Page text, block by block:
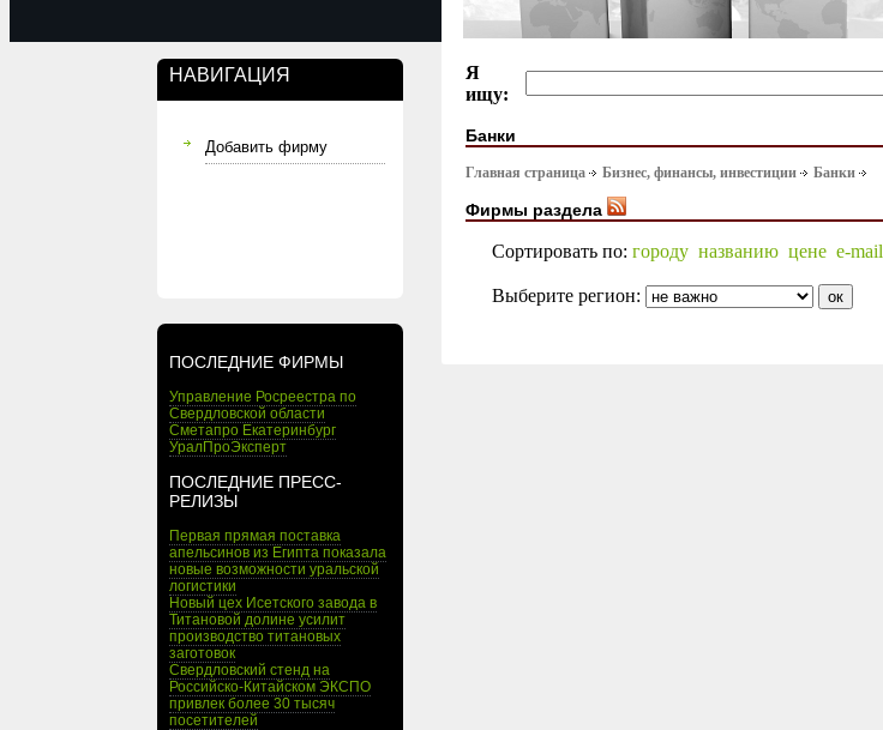
НАВИГАЦИЯ
Добавить фирму
ПОСЛЕДНИЕ ФИРМЫ
Управление Росреестра по
Свердловской области
Сметапро Екатеринбург
УралПроЭксперт
ПОСЛЕДНИЕ ПРЕСС-
РЕЛИЗЫ
Первая прямая поставка
апельсинов из Египта показала
новые возможности уральской
логистики
Новый цех Исетского завода в
Титановой долине усилит
производство титановых
заготовок
Свердловский стенд на
Российско-Китайском ЭКСПО
привлек более 30 тысяч
посетителей
Я
ищу:
Банки
Главная страница Бизнес, финансы, инвестиции Банки
Фирмы раздела
Сортировать по: городу названию цене e-mail
Выберите регион: